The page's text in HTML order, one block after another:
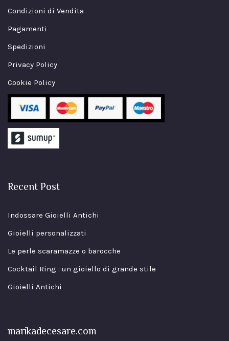
Condizioni di Vendita
Pagamenti
Spedizioni
Privacy Policy
Cookie Policy
Recent Post
Indossare Gioielli Antichi
Gioielli personalizzati
Le perle scaramazze o barocche
Cocktail Ring : un gioiello di grande stile
Gioielli Antichi
marikadecesare.com